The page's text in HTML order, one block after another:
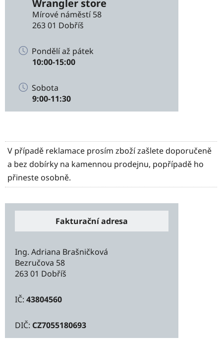
Wrangler store
Mírové náměstí 58
263 01 Dobříš
Pondělí až pátek
10:00-15:00
Sobota
9:00-11:30
V případě reklamace prosím zboží zašlete doporučeně
a bez dobírky na kamennou prodejnu, popřípadě ho
přineste osobně.
Fakturační adresa
Ing. Adriana Brašničková
Bezručova 58
263 01 Dobříš
IČ: 43804560
DIČ: CZ7055180693